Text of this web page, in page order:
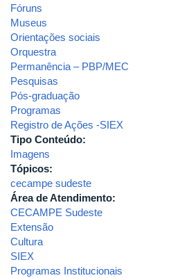
Fóruns
Museus
Orientações sociais
Orquestra
Permanência – PBP/MEC
Pesquisas
Pós-graduação
Programas
Registro de Ações -SIEX
Tipo Conteúdo:
Imagens
Tópicos:
cecampe sudeste
Área de Atendimento:
CECAMPE Sudeste
Extensão
Cultura
SIEX
Programas Institucionais